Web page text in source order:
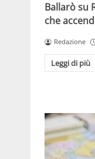
Ballarò su
che
Redazione
Leggi di più